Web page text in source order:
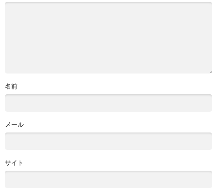
名前
メール
サイト